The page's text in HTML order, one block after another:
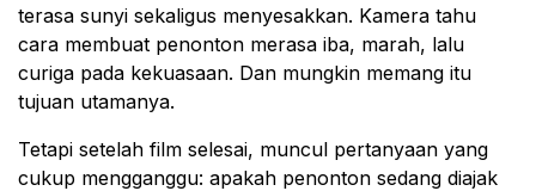
terasa sunyi sekaligus menyesakkan. Kamera tahu
cara membuat penonton merasa iba, marah, lalu
curiga pada kekuasaan. Dan mungkin memang itu
tujuan utamanya.
Tetapi setelah film selesai, muncul pertanyaan yang
cukup mengganggu: apakah penonton sedang diajak